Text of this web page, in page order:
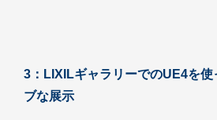
3：LIXILギャラリーでのUE4を使
ブな展示